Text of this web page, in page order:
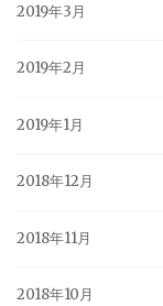
2019年3月
2019年2月
2019年1月
2018年12月
2018年11月
2018年10月